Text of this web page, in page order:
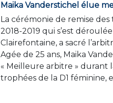
Maika Vanderstichel élue
La cérémonie de remise
2018-2019 qui s’est
Clairefontaine, a sacré
Agée de 25 ans, Maika
« Meilleure arbitre » durant
trophées de la D1 féminine,